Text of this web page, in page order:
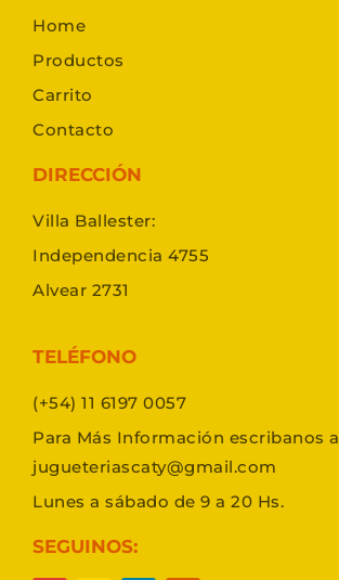
Home
Productos
Carrito
Contacto
DIRECCIÓN
Villa Ballester:
Independencia 4755
Alvear 2731
TELÉFONO
(+54) 11 6197 0057
Para Más Información escribanos a
jugueteriascaty@gmail.com
Lunes a sábado de 9 a 20 Hs.
SEGUINOS: